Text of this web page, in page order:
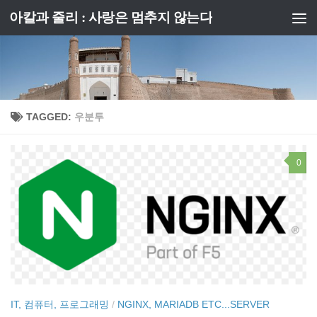
Skip to content
아칼과 줄리 : 사랑은 멈추지 않는다
TAGGED: 우분투
0
IT, 컴퓨터, 프로그래밍 / NGINX, MARIADB ETC...SERVER